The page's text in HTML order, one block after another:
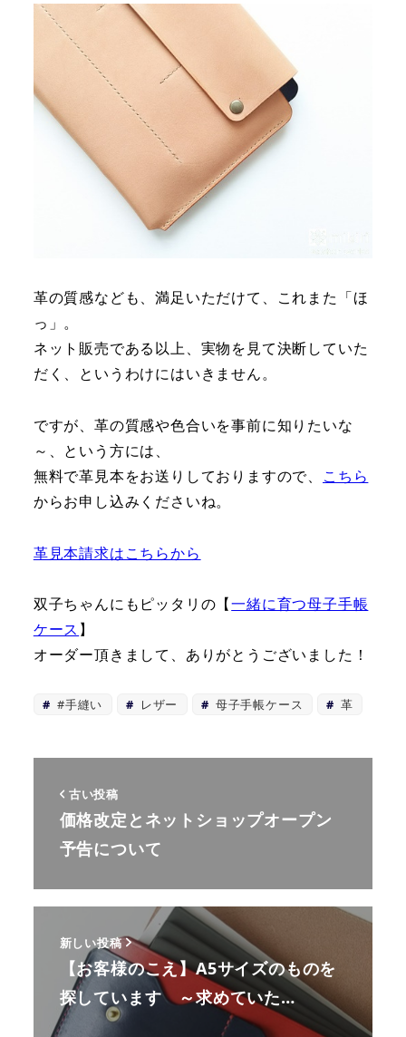
革の質感なども、満足いただけて、これまた「ほ
っ」。
ネット販売である以上、実物を見て決断していた
だく、というわけにはいきません。
ですが、革の質感や色合いを事前に知りたいな
～、という方には、
無料で革見本をお送りしておりますので、 こちら
からお申し込みくださいね。
革見本請求はこちらから
双子ちゃんにもピッタリの【一緒に育つ母子手帳
ケース 】
オーダー頂きまして、ありがとうございました！
#手縫い レザー 母子手帳ケース 革
古い投稿
価格改定とネットショップオープン
予告について
新しい投稿
【お客様のこえ】A5サイズのものを
探しています ～求めていた…